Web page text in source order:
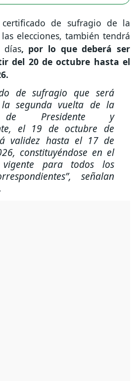
de sufragio de la
elecciones, también tendrá
días, por lo que deberá ser
del 20 de octubre hasta el
de sufragio que será
segunda vuelta de la
de Presidente y
el 19 de octubre de
validez hasta el 17 de
constituyéndose en el
vigente para todos los
señalan